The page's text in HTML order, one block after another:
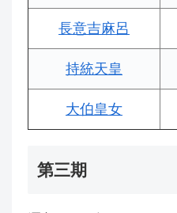
長意吉麻呂
持統天皇
大伯皇女
第三期